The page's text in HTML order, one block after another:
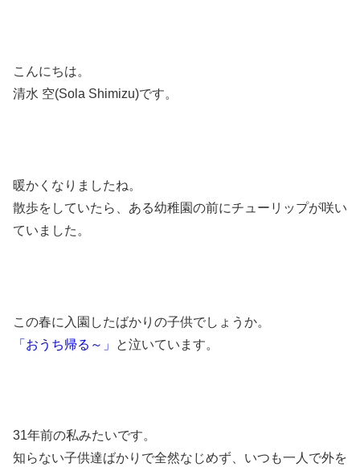
こんにちは。
清水 空(Sola Shimizu)です。
暖かくなりましたね。
散歩をしていたら、ある幼稚園の前にチューリップが咲い
ていました。
この春に入園したばかりの子供でしょうか。
「おうち帰る～」
と泣いています。
31年前の私みたいです。
知らない子供達ばかりで全然なじめず、いつも一人で外を